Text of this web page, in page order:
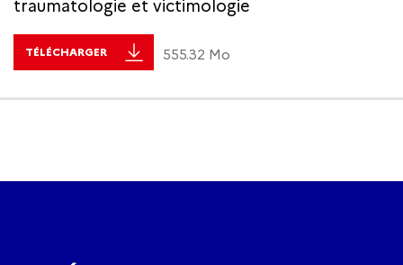
traumatologie et victimologie
TÉLÉCHARGER 555.32 Mo